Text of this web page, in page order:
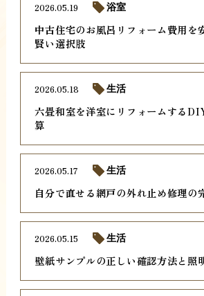
中古住宅のお風呂リフォーム費用を
賢い選択肢
2026.05.19 浴室
六畳和室を洋室にリフォームする
算
2026.05.18 生活
自分で直せる網戸の外れ止め修理の
2026.05.17 生活
壁紙サンプルの正しい確認方法と照
2026.05.15 生活